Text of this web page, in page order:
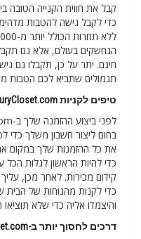
כדי לקבל גישה להטבות
הנחשקים בעולם, אלא גם
חינם. יתר על כן, תקבלו גם
תגמולים שתביא לכם הטבות
טיפים לקניות TheLuxuryCloset.com
בחום ליצור חשבון משלך כדי
את כל ההזמנות שלך במקום
כדי להיות הראשון לגלות
קידום מכירות. לאחר מכן,
כדי לקנות מהנוחות של הבית
והיצמדו אליה כדי שלא
דרכים לחסוך יותר ב-TheLuxuryCloset.com